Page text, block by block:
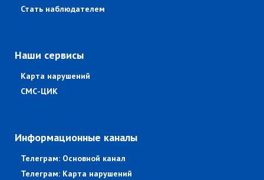
Стать наблюдателем
Наши сервисы
Карта нарушений
СМС-ЦИК
Информационные каналы
Телеграм: Основной канал
Телеграм: Карта нарушений